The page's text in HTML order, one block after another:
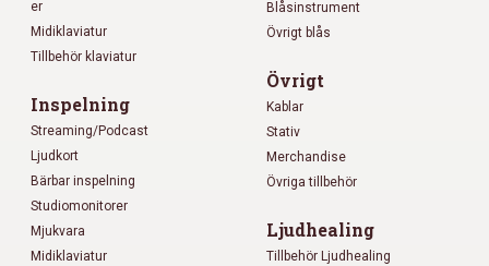
er
Midiklaviatur
Tillbehör klaviatur
Inspelning
Streaming/Podcast
Ljudkort
Bärbar inspelning
Studiomonitorer
Mjukvara
Midiklaviatur
Blåsinstrument
Övrigt blås
Övrigt
Kablar
Stativ
Merchandise
Övriga tillbehör
Ljudhealing
Tillbehör Ljudhealing